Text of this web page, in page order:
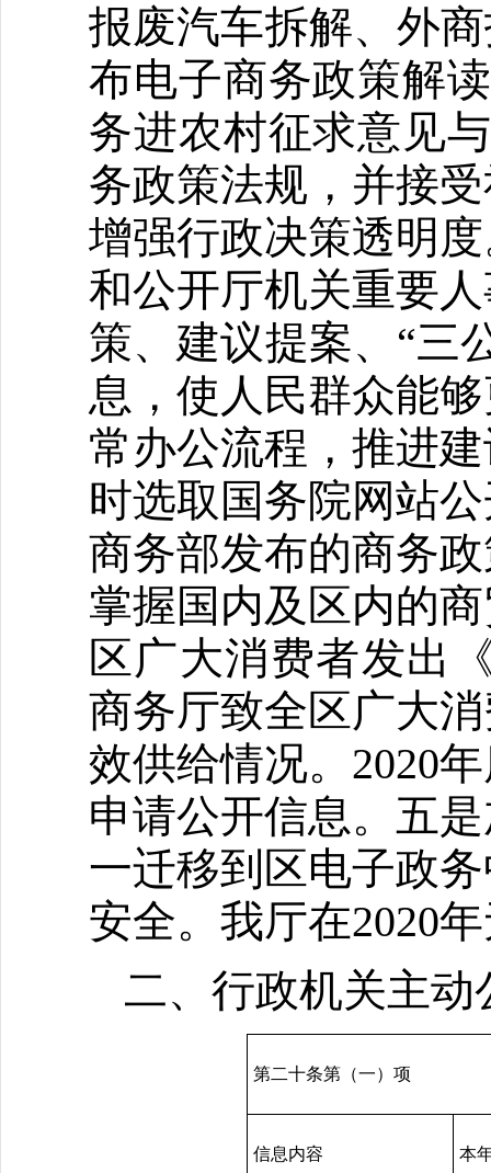
报废汽车拆解、外
布电子商务政策解
务进农村征求意见
务政策法规，并接
增强行政决策透明
和公开厅机关重要
策、建议提案、“三
息，使人民群众能
常办公流程，推进
时选取国务院网站
商务部发布的商务
掌握国内及区内的
区广大消费者发出
商务厅致全区广大
效供给情况。2020
申请公开信息。五
一迁移到区电子政
安全。我厅在2020
二、行政机关主
第二十条第（一）项
信息内容 本